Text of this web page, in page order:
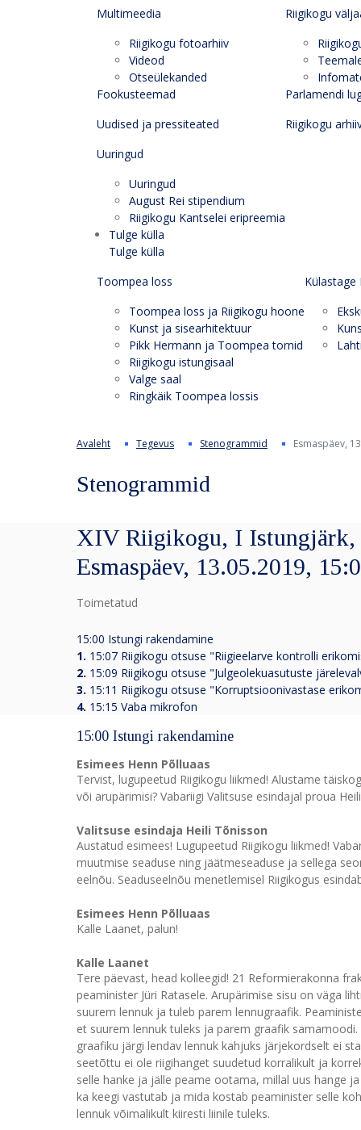
Multimeedia
Riigikogu fotoarhiiv
Videod
Otseülekanded
Fookusteemad
Uudised ja pressiteated
Uuringud
Uuringud
August Rei stipendium
Riigikogu Kantselei eripreemia
Riigikogu
Parlamendi
Riigikogu
Tulge külla
Tulge külla
Toompea loss
Toompea loss ja Riigikogu hoone
Kunst ja sisearhitektuur
Pikk Hermann ja Toompea tornid
Riigikogu istungisaal
Valge saal
Ringkäik Toompea lossis
Külastage
Avaleht Tegevus Stenogrammid Esmaspäev,
Stenogrammid
XIV Riigikogu, I Istungjärk,
Esmaspäev, 13.05.2019,
Toimetatud
15:00 Istungi rakendamine
1. 15:07 Riigikogu otsuse "Riigieelarve kontrolli
2. 15:09 Riigikogu otsuse "Julgeolekuasutuste
3. 15:11 Riigikogu otsuse "Korruptsioonivastase
4. 15:15 Vaba mikrofon
15:00 Istungi rakendamine
Esimees Henn Põlluaas
Tervist, lugupeetud Riigikogu liikmed! Alustame
või arupärimisi? Vabariigi Valitsuse esindajal proua
Valitsuse esindaja Heili Tõnisson
Austatud esimees! Lugupeetud Riigikogu liikmed!
muutmise seaduse ning jäätmeseaduse ja sellega
eelnõu. Seaduseelnõu menetlemisel Riigikogus
Esimees Henn Põlluaas
Kalle Laanet, palun!
Kalle Laanet
Tere päevast, head kolleegid! 21 Reformierakonna
peaminister Jüri Ratasele. Arupärimise sisu on väga
suurem lennuk ja tuleb parem lennugraafik.
et suurem lennuk tuleks ja parem graafik
graafiku järgi lendav lennuk kahjuks järjekordselt ei
seetõttu ei ole riigihanget suudetud korralikult ja
selle hanke ja jälle peame ootama, millal uus hange
ka keegi vastutab ja mida kostab peaminister selle
lennuk võimalikult kiiresti liinile tuleks.